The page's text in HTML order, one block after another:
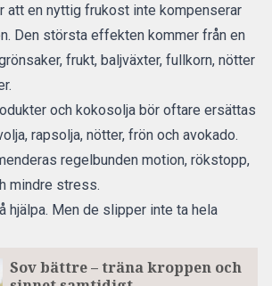
att en nyttig frukost inte kompenserar
Den största effekten kommer från en
frukt, baljväxter, fullkorn, nötter
och kokosolja bör oftare ersättas
rapsolja, nötter, frön och avokado.
regelbunden motion, rökstopp,
mindre stress.
hjälpa. Men de slipper inte ta hela
Sov bättre – träna kroppen och